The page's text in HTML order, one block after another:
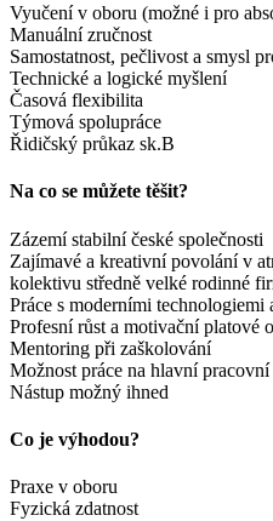
Vyučení v oboru (možné i pro
Manuální zručnost
Samostatnost, pečlivost a smysl
Technické a logické myšlení
Časová flexibilita
Týmová spolupráce
Řidičský průkaz sk.B
Na co se můžete těšit?
Zázemí stabilní české společnosti
Zajímavé a kreativní povolání v
kolektivu středně velké rodinné
Práce s moderními technologiemi
Profesní růst a motivační platové
Mentoring při zaškolování
Možnost práce na hlavní
Nástup možný ihned
Co je výhodou?
Praxe v oboru
Fyzická zdatnost